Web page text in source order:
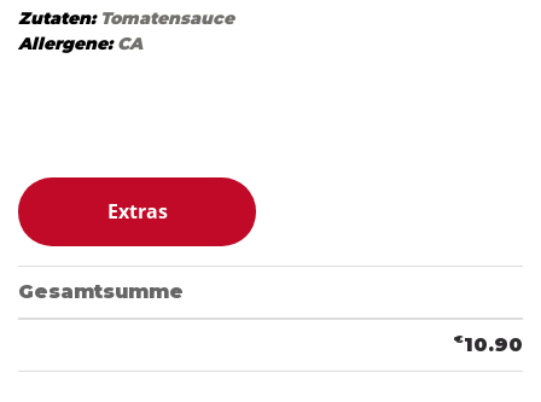
Zutaten: Tomatensauce
Allergene:CA
Extras
Gesamtsumme
€10.90